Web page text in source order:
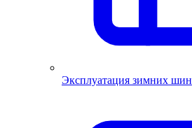
Эксплуатация зимних шин